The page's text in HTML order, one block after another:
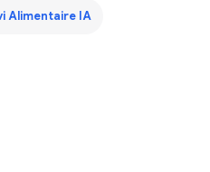
Alimentaire IA